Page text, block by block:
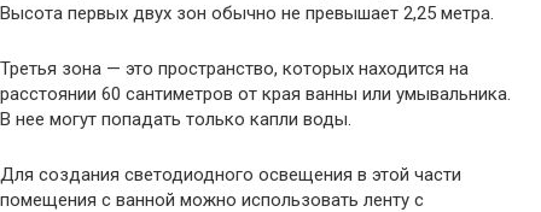
Высота первых двух зон обычно не превышает 2,25 метра.
Третья зона — это пространство, которых находится на
расстоянии 60 сантиметров от края ванны или умывальника.
В нее могут попадать только капли воды.
Для создания светодиодного освещения в этой части
помещения с ванной можно использовать ленту с